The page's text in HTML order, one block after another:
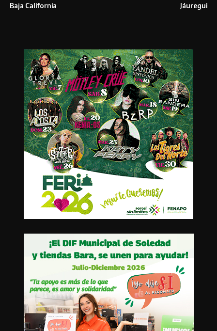
Baja California
Jáuregui